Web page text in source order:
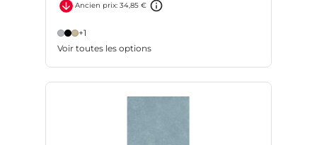
Ancien prix: 34,85 €
+1
Voir toutes les options